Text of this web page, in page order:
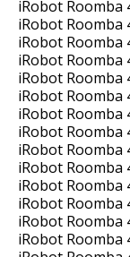
iRobot Roomba
iRobot Roomba
iRobot Roomba
iRobot Roomba
iRobot Roomba
iRobot Roomba
iRobot Roomba
iRobot Roomba
iRobot Roomba
iRobot Roomba
iRobot Roomba
iRobot Roomba
iRobot Roomba
iRobot Roomba